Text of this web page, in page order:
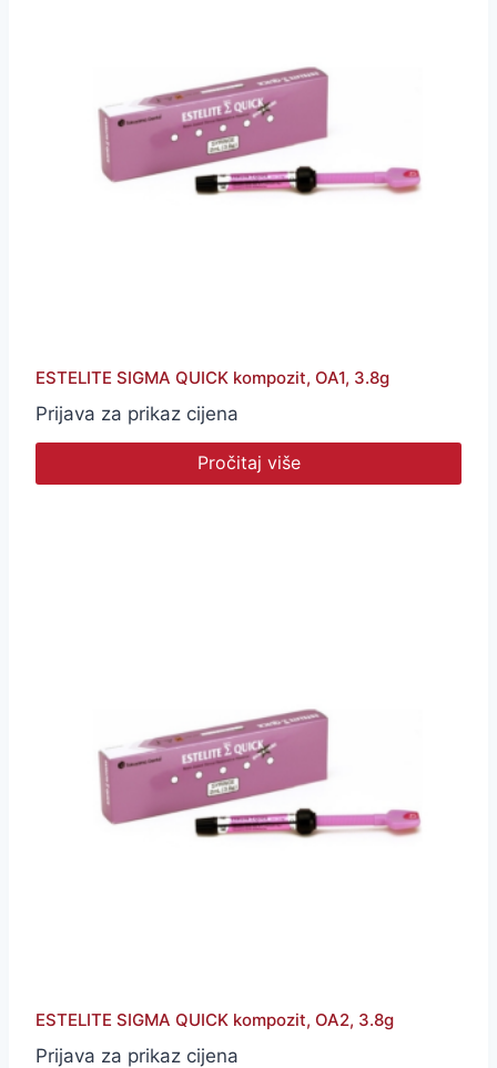
ESTELITE SIGMA QUICK kompozit, OA1, 3.8g
Prijava za prikaz cijena
Pročitaj više
ESTELITE SIGMA QUICK kompozit, OA2, 3.8g
Prijava za prikaz cijena